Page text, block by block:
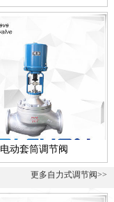
电动套筒调节阀
更多自力式调节阀>>